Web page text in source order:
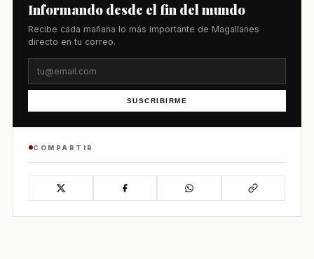
Informando desde el fin del mundo
Recibe cada mañana lo más importante de Magallanes
directo en tu correo.
SUSCRIBIRME
COMPARTIR